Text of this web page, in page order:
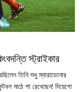
স্ট্রাইকার
তিনি শুধু ম্যারাডোনার
মাঠে পা রেখেছেন! দিয়েগো